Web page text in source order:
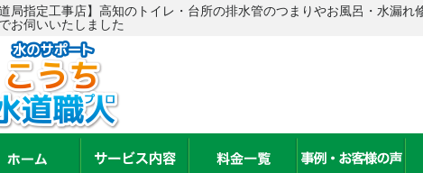
道局指定工事店】高知のトイレ・台所の排水管のつまりやお風呂・水漏
お伺いいたしました